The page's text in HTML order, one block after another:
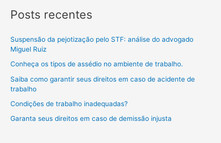
Posts recentes
Suspensão da pejotização pelo STF: análise do advogado
Miguel Ruiz
Conheça os tipos de assédio no ambiente de trabalho.
Saiba como garantir seus direitos em caso de acidente de
trabalho
Condições de trabalho inadequadas?
Garanta seus direitos em caso de demissão injusta